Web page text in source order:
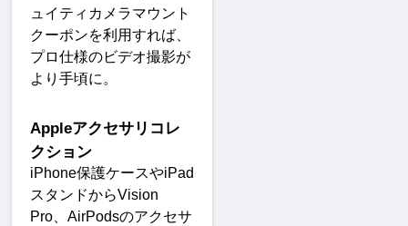
ュイティカメラマウント
クーポンを利用すれば、
プロ仕様のビデオ撮影が
より手頃に 。
Appleアクセサリコレ
クション
iPhone保護ケースやiPad
スタンドからVision
Pro
AirPodsのアクセサ